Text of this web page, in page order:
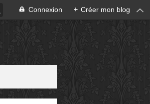
Connexion + Créer mon blog